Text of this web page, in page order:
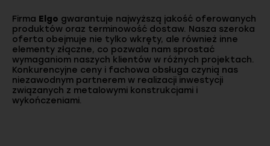
Firma Elgo gwarantuje najwyższą jakość oferowanych
produktów oraz terminowość dostaw. Nasza szeroka
oferta obejmuje nie tylko wkręty, ale również inne
elementy złączne, co pozwala nam sprostać
wymaganiom naszych klientów w różnych projektach.
Konkurencyjne ceny i fachowa obsługa czynią nas
niezawodnym partnerem w realizacji inwestycji
związanych z metalowymi konstrukcjami i
wykończeniami.